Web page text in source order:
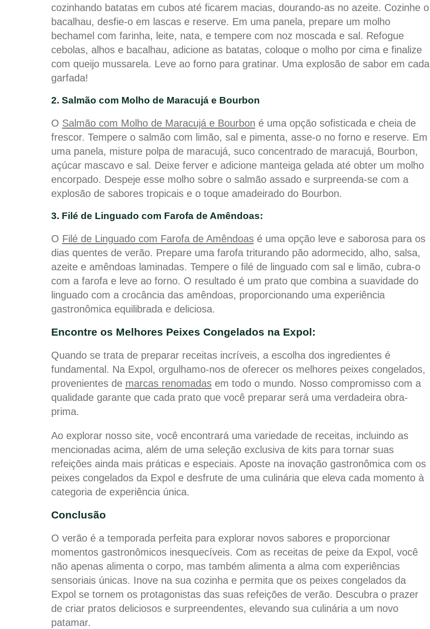
cozinhando batatas em cubos até ficarem macias, dourando-as no azeite. Cozinhe o
bacalhau, desfie-o em lascas e reserve. Em uma panela, prepare um molho
bechamel com farinha, leite, nata, e tempere com noz moscada e sal. Refogue
cebolas, alhos e bacalhau, adicione as batatas, coloque o molho por cima e finalize
com queijo mussarela. Leve ao forno para gratinar. Uma explosão de sabor em cada
garfada!
2. Salmão com Molho de Maracujá e Bourbon
O Salmão com Molho de Maracujá e Bourbon é uma opção sofisticada e cheia de
frescor. Tempere o salmão com limão, sal e pimenta, asse-o no forno e reserve. Em
uma panela, misture polpa de maracujá, suco concentrado de maracujá, Bourbon,
açúcar mascavo e sal. Deixe ferver e adicione manteiga gelada até obter um molho
encorpado. Despeje esse molho sobre o salmão assado e surpreenda-se com a
explosão de sabores tropicais e o toque amadeirado do Bourbon.
3. Filé de Linguado com Farofa de Amêndoas:
O Filé de Linguado com Farofa de Amêndoasé uma opção leve e saborosa para os
dias quentes de verão. Prepare uma farofa triturando pão adormecido, alho, salsa,
azeite e amêndoas laminadas. Tempere o filé de linguado com sal e limão, cubra-o
com a farofa e leve ao forno. O resultado é um prato que combina a suavidade do
linguado com a crocância das amêndoas, proporcionando uma experiência
gastronômica equilibrada e deliciosa.
Encontre os Melhores Peixes Congelados na Expol:
Quando se trata de preparar receitas incríveis, a escolha dos ingredientes é
fundamental. Na Expol, orgulhamo-nos de oferecer os melhores peixes congelados,
provenientes de marcas renomadasem todo o mundo. Nosso compromisso com a
qualidade garante que cada prato que você preparar será uma verdadeira obra-
prima.
Ao explorar nosso site, você encontrará uma variedade de receitas, incluindo as
mencionadas acima, além de uma seleção exclusiva de kits para tornar suas
refeições ainda mais práticas e especiais. Aposte na inovação gastronômica com os
peixes congelados da Expol e desfrute de uma culinária que eleva cada momento à
categoria de experiência única.
Conclusão
O verão é a temporada perfeita para explorar novos sabores e proporcionar
momentos gastronômicos inesquecíveis. Com as receitas de peixe da Expol, você
não apenas alimenta o corpo, mas também alimenta a alma com experiências
sensoriais únicas. Inove na sua cozinha e permita que os peixes congelados da
Expol se tornem os protagonistas das suas refeições de verão. Descubra o prazer
de criar pratos deliciosos e surpreendentes, elevando sua culinária a um novo
patamar.